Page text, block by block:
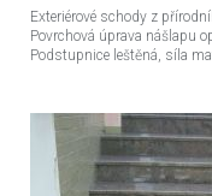
Exteriérové schody z
Povrchová úprava nášlapu
Podstupnice leštěná, síla